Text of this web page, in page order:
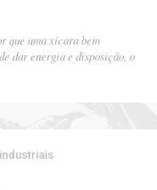
que uma xícara bem
dar energia e disposição, o